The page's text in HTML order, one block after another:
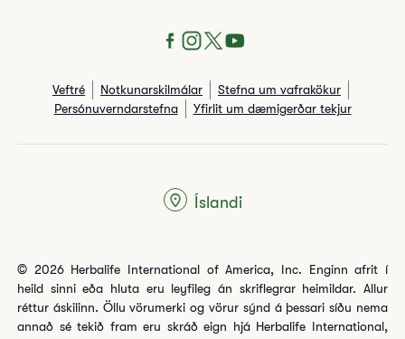
Veftré Notkunarskilmálar
Stefna um vafrakökur
Persónuverndarstefna
Yfirlit um dæmigerðar tekjur
© 2026 Herbalife International of America, Inc. Enginn afrit í
heild sinni eða hluta eru leyfileg án skriflegrar heimildar. Allur
réttur áskilinn. Öllu vörumerki og vörur sýnd á þessari síðu nema
annað sé tekið fram eru skráð eign hjá Herbalife International,
Íslandi